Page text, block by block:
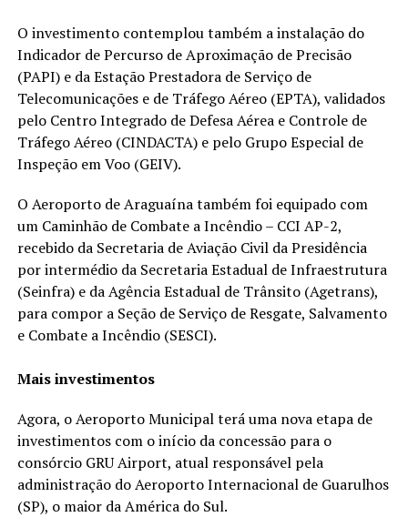
O investimento contemplou também a instalação do
Indicador de Percurso de Aproximação de Precisão
(PAPI) e da Estação Prestadora de Serviço de
Telecomunicações e de Tráfego Aéreo (EPTA), validados
pelo Centro Integrado de Defesa Aérea e Controle de
Tráfego Aéreo (CINDACTA) e pelo Grupo Especial de
Inspeção em Voo (GEIV).
O Aeroporto de Araguaína também foi equipado com
um Caminhão de Combate a Incêndio – CCI AP-2,
recebido da Secretaria de Aviação Civil da Presidência
por intermédio da Secretaria Estadual de Infraestrutura
(Seinfra) e da Agência Estadual de Trânsito (Agetrans),
para compor a Seção de Serviço de Resgate, Salvamento
e Combate a Incêndio (SESCI).
Mais investimentos
Agora, o Aeroporto Municipal terá uma nova etapa de
investimentos com o início da concessão para o
consórcio GRU Airport, atual responsável pela
administração do Aeroporto Internacional de Guarulhos
(SP), o maior da América do Sul.